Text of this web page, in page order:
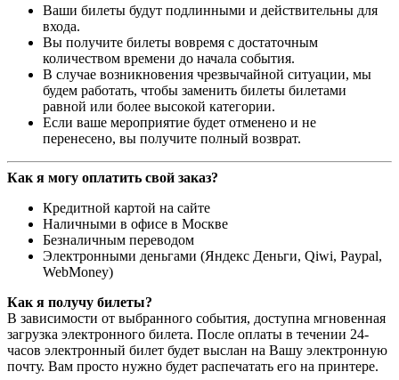
Ваши билеты будут подлинными и действительны для
входа.
Вы получите билеты вовремя с достаточным
количеством времени до начала события.
В случае возникновения чрезвычайной ситуации, мы
будем работать, чтобы заменить билеты билетами
равной или более высокой категории.
Если ваше мероприятие будет отменено и не
перенесено, вы получите полный возврат.
Как я могу оплатить свой заказ?
Кредитной картой на сайте
Наличными в офисе в Москве
Безналичным переводом
Электронными деньгами (Яндекс Деньги, Qiwi, Paypal,
WebMoney)
Как я получу билеты?
В зависимости от выбранного события, доступна мгновенная
загрузка электронного билета. После оплаты в течении 24-
часов электронный билет будет выслан на Вашу электронную
почту. Вам просто нужно будет распечатать его на принтере.